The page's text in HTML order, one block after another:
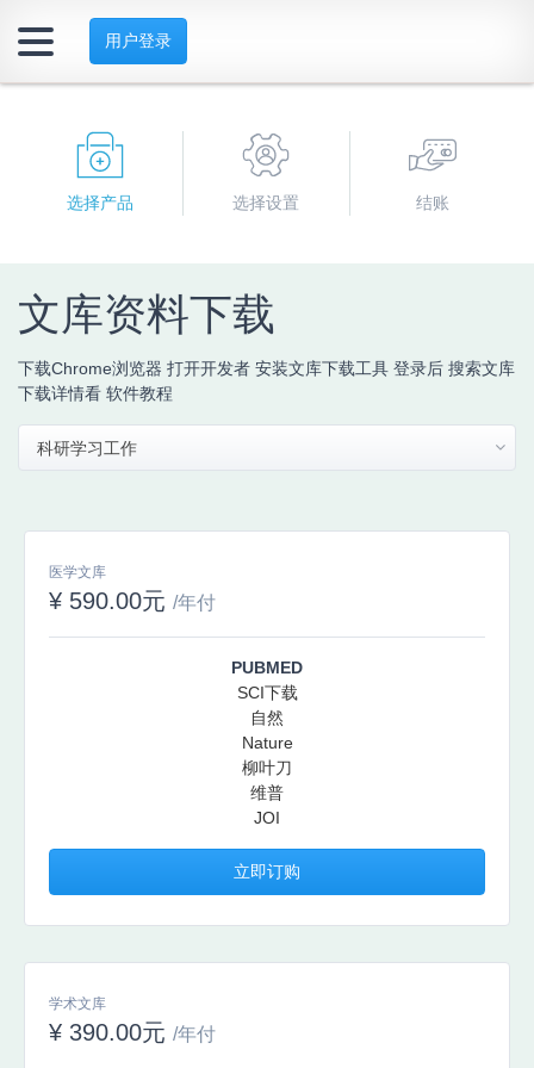
用户登录
选择产品 选择设置 结账
文库资料下载
下载Chrome浏览器 打开开发者 安装文库下载工具 登录后 搜索文库
下载详情看 软件教程
科研学习工作
医学文库
¥ 590.00元 /年付
PUBMED
SCI下载
自然
Nature
柳叶刀
维普
JOI
立即订购
学术文库
¥ 390.00元 /年付